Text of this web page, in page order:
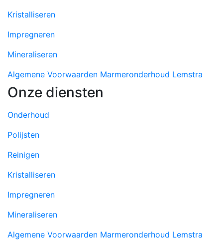
Kristalliseren
Impregneren
Mineraliseren
Algemene Voorwaarden Marmeronderhoud Lemstra
Onze diensten
Onderhoud
Polijsten
Reinigen
Kristalliseren
Impregneren
Mineraliseren
Algemene Voorwaarden Marmeronderhoud Lemstra